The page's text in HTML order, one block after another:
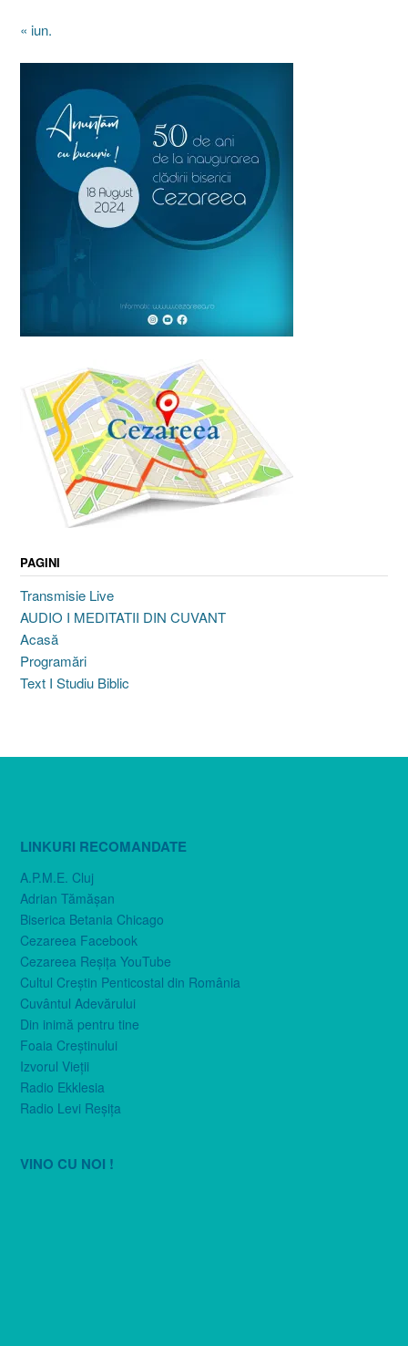
« iun.
PAGINI
Transmisie Live
AUDIO I MEDITATII DIN CUVANT
Acasă
Programări
Text I Studiu Biblic
LINKURI RECOMANDATE
A.P.M.E. Cluj
Adrian Tămăşan
Biserica Betania Chicago
Cezareea Facebook
Cezareea Reşiţa YouTube
Cultul Creştin Penticostal din România
Cuvântul Adevărului
Din inimă pentru tine
Foaia Creştinului
Izvorul Vieţii
Radio Ekklesia
Radio Levi Reşiţa
VINO CU NOI !